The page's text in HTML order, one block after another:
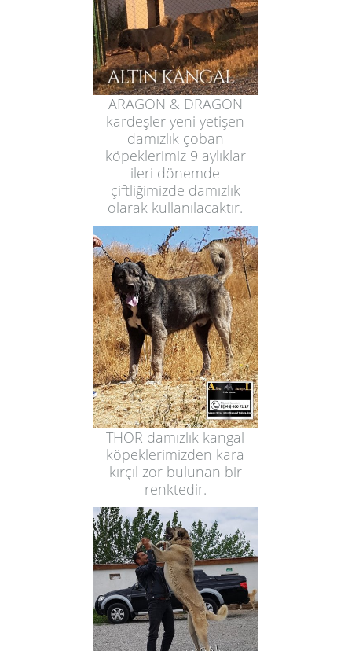
ARAGON & DRAGON
kardeşler yeni yetişen
damızlık çoban
köpeklerimiz 9 aylıklar
ileri dönemde
çiftliğimizde damızlık
olarak kullanılacaktır.
THOR damızlık kangal
köpeklerimizden kara
kırçıl zor bulunan bir
renktedir.